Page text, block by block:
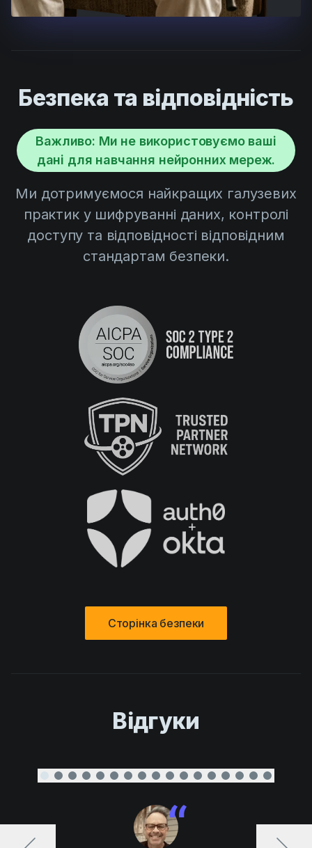
Безпека та відповідність
Важливо: Ми не використовуємо ваші
дані для навчання нейронних мереж.
Ми дотримуємося найкращих галузевих
практик у шифруванні даних, контролі
доступу та відповідності відповідним
стандартам безпеки.
Сторінка безпеки
Відгуки